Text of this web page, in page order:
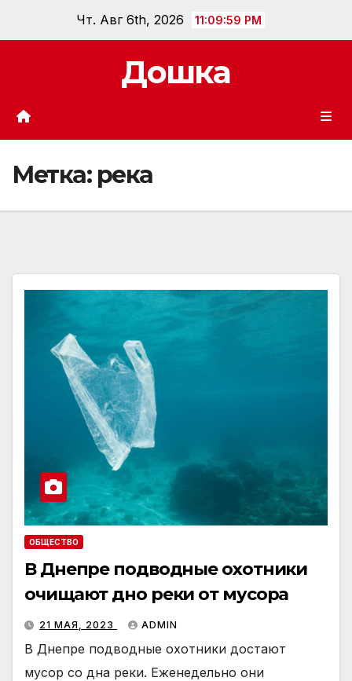
Чт. Авг 6th, 2026 11:10:00 PM
Дошка
Метка: река
ОБЩЕСТВО
В Днепре подводные охотники
очищают дно реки от мусора
21 МАЯ, 2023 ADMIN
В Днепре подводные охотники достают
мусор со дна реки. Еженедельно они